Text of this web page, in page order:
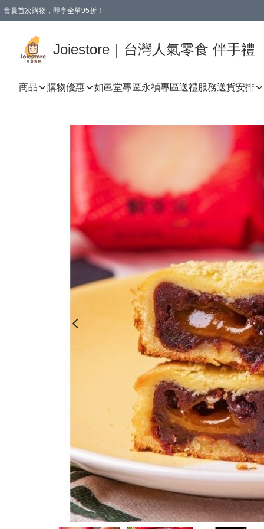
會員首次購物，即享全單95折！
Joiestore｜台灣人氣零食 伴手禮
商品 購物優惠 如邑堂專區永禎專區送禮服務送貨安排